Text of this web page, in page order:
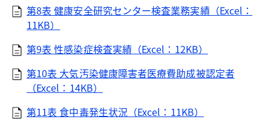
第8表 健康安全研究センター検査業務実績（Excel：
11KB）
第9表 性感染症検査実績（Excel：12KB）
第10表 大気汚染健康障害者医療費助成被認定者
（Excel：14KB）
第11表 食中毒発生状況（Excel：11KB）